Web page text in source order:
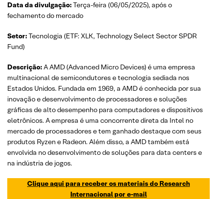
Data da divulgação:Terça-feira (06/05/2025), após o
fechamento do mercado
Setor:Tecnologia (ETF: XLK, Technology Select Sector SPDR
Fund)
Descrição:A AMD (Advanced Micro Devices) é uma empresa
multinacional de semicondutores e tecnologia sediada nos
Estados Unidos. Fundada em 1969, a AMD é conhecida por sua
inovação e desenvolvimento de processadores e soluções
gráficas de alto desempenho para computadores e dispositivos
eletrônicos. A empresa é uma concorrente direta da Intel no
mercado de processadores e tem ganhado destaque com seus
produtos Ryzen e Radeon. Além disso, a AMD também está
envolvida no desenvolvimento de soluções para data centers e
na indústria de jogos.
Clique aqui para receber os materiais do Research
Internacional por e-mail